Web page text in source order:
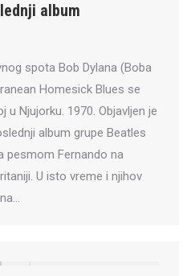
album
spota Bob Dylana (Boba
Homesick Blues se
u Njujorku. 1970. Objavljen je
album grupe Beatles
pesmom Fernando na
U isto vreme i njihov